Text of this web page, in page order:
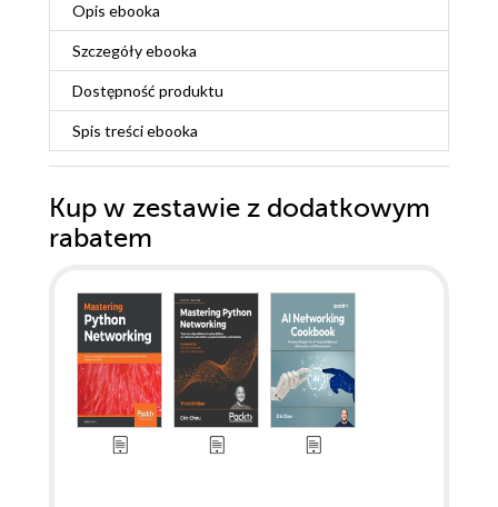
Opis ebooka
Szczegółyebooka
Dostępność produktu
Spis treściebooka
Kup w zestawie z dodatkowym
rabatem